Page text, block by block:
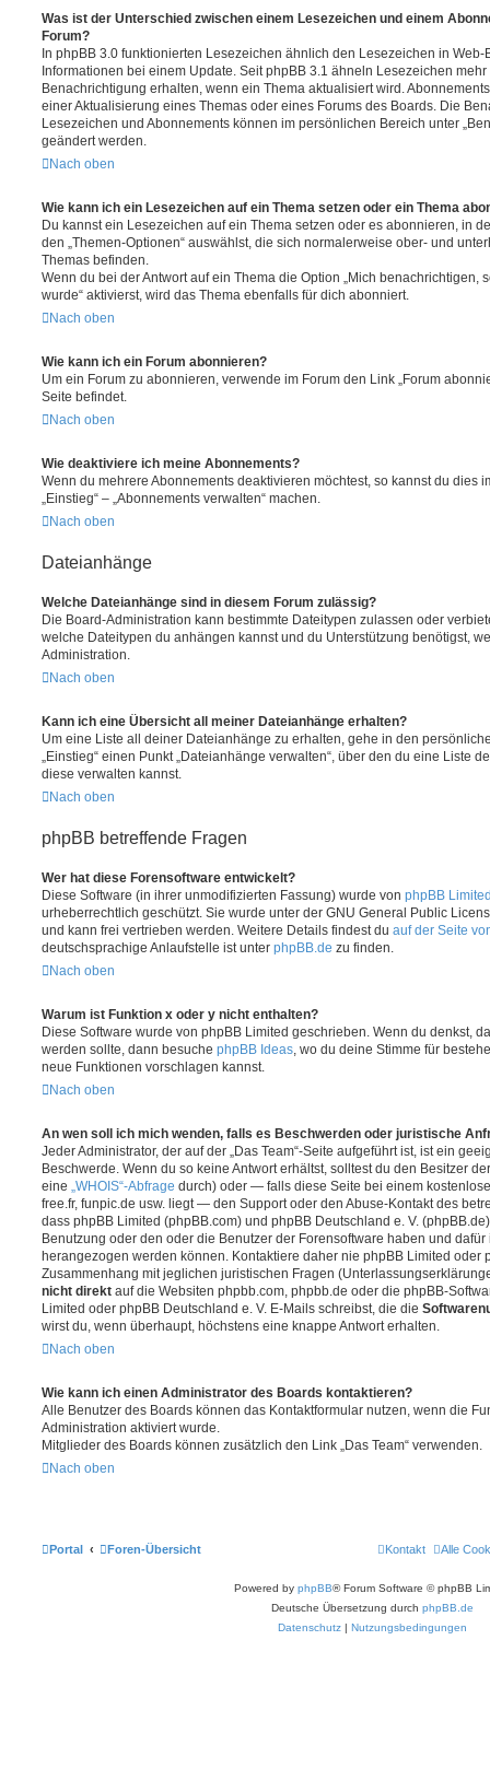
Was ist der Unterschied zwischen einem Lesezeichen und einem
Forum?
In phpBB 3.0 funktionierten Lesezeichen ähnlich den Lesezeichen in
Informationen bei einem Update. Seit phpBB 3.1 ähneln Lesezeichen
Benachrichtigung erhalten, wenn ein Thema aktualisiert wird.
einer Aktualisierung eines Themas oder eines Forums des Boards. Die
Lesezeichen und Abonnements können im persönlichen Bereich unter
geändert werden.
Nach oben
Wie kann ich ein Lesezeichen auf ein Thema setzen oder ein Thema
Du kannst ein Lesezeichen auf ein Thema setzen oder es abonnieren, in
den „Themen-Optionen“ auswählst, die sich normalerweise ober- und
Themas befinden.
Wenn du bei der Antwort auf ein Thema die Option „Mich benachrichtigen,
wurde“ aktivierst, wird das Thema ebenfalls für dich abonniert.
Nach oben
Wie kann ich ein Forum abonnieren?
Um ein Forum zu abonnieren, verwende im Forum den Link „Forum
Seite befindet.
Nach oben
Wie deaktiviere ich meine Abonnements?
Wenn du mehrere Abonnements deaktivieren möchtest, so kannst du dies
„Einstieg“ – „Abonnements verwalten“ machen.
Nach oben
Dateianhänge
Welche Dateianhänge sind in diesem Forum zulässig?
Die Board-Administration kann bestimmte Dateitypen zulassen oder
welche Dateitypen du anhängen kannst und du Unterstützung benötigst,
Administration.
Nach oben
Kann ich eine Übersicht all meiner Dateianhänge erhalten?
Um eine Liste all deiner Dateianhänge zu erhalten, gehe in den
„Einstieg“ einen Punkt „Dateianhänge verwalten“, über den du eine Liste
diese verwalten kannst.
Nach oben
phpBB betreffende Fragen
Wer hat diese Forensoftware entwickelt?
Diese Software (in ihrer unmodifizierten Fassung) wurde von phpBB
urheberrechtlich geschützt. Sie wurde unter der GNU General Public
und kann frei vertrieben werden. Weitere Details findest du auf der Seite
deutschsprachige Anlaufstelle ist unter phpBB.de zu finden.
Nach oben
Warum ist Funktion x oder y nicht enthalten?
Diese Software wurde von phpBB Limited geschrieben. Wenn du denkst,
werden sollte, dann besuche phpBB Ideas, wo du deine Stimme für
neue Funktionen vorschlagen kannst.
Nach oben
An wen soll ich mich wenden, falls es Beschwerden oder juristische
Jeder Administrator, der auf der „Das Team“-Seite aufgeführt ist, ist ein
Beschwerde. Wenn du so keine Antwort erhältst, solltest du den Besitzer
eine „WHOIS“-Abfrage durch) oder — falls diese Seite bei einem
free.fr, funpic.de usw. liegt — den Support oder den Abuse-Kontakt des
dass phpBB Limited (phpBB.com) und phpBB Deutschland e. V.
Benutzung oder den oder die Benutzer der Forensoftware haben und
herangezogen werden können. Kontaktiere daher nie phpBB Limited oder
Zusammenhang mit jeglichen juristischen Fragen
nicht direkt auf die Websiten phpbb.com, phpbb.de oder die phpBB-
Limited oder phpBB Deutschland e. V. E-Mails schreibst, die die
wirst du, wenn überhaupt, höchstens eine knappe Antwort erhalten.
Nach oben
Wie kann ich einen Administrator des Boards kontaktieren?
Alle Benutzer des Boards können das Kontaktformular nutzen, wenn die
Administration aktiviert wurde.
Mitglieder des Boards können zusätzlich den Link „Das Team“ verwenden.
Nach oben
Portal Foren-Übersicht Alle
Kontakt
Powered by phpBB® Forum Software © phpBB
Deutsche Übersetzung durch phpBB.de
Datenschutz | Nutzungsbedingungen